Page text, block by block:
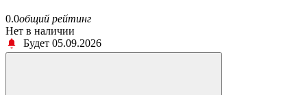
0.0общий рейтинг
Нет в наличии
Будет 05.09.2026